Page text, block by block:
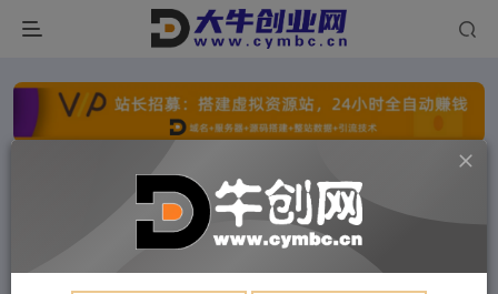
点击开通分站+ 每日收入300+
文字广告火爆招租 文字广告火爆招租
文字广告火爆招租